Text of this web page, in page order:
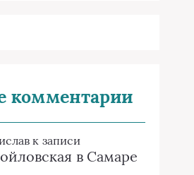
комментарии
к записи
в Самаре